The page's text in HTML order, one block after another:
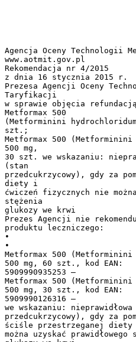
Agencja Oceny Technologii
www.aotmit.gov.pl
Rekomendacja nr 4/2015
z dnia 16 stycznia 2015 r.
Prezesa Agencji Oceny
Taryfikacji
w sprawie objęcia
Metformax 500
(Metforminini
szt.;
Metformax 500
500 mg,
30 szt. we wskazaniu:
(stan
przedcukrzycowy), gdy za
diety i
ćwiczeń fizycznych nie
stężenia
glukozy we krwi
Prezes Agencji nie
produktu leczniczego:
•
•
Metformax 500
500 mg, 60 szt., kod EAN:
5909990935253 –
Metformax 500
500 mg, 30 szt., kod EAN:
5909990126316 –
we wskazaniu:
przedcukrzycowy), gdy za
ściśle przestrzeganej
można uzyskać prawidłowego